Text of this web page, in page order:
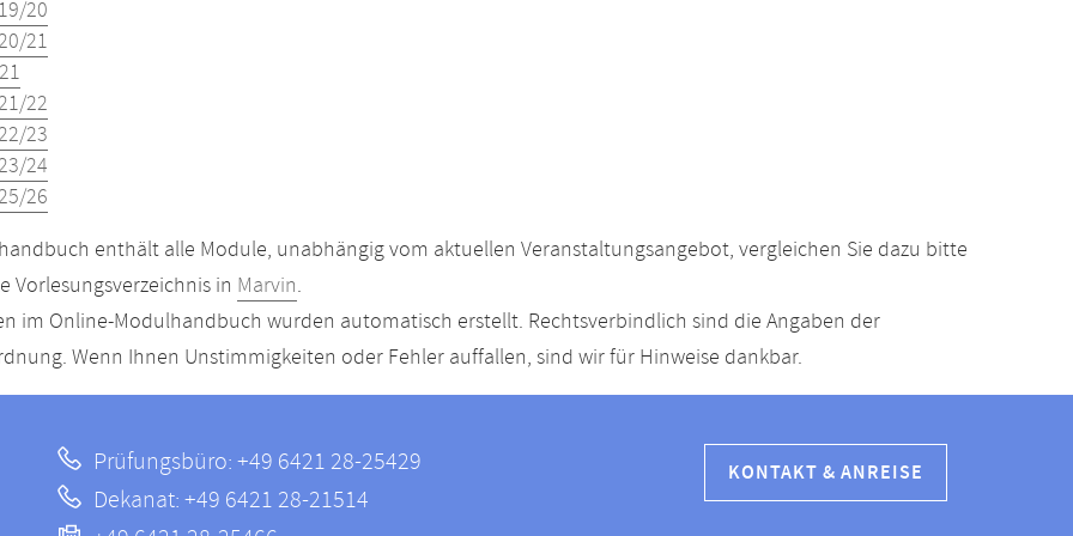
20
21
22
23
24
26
enthält alle Module, unabhängig vom aktuellen Veranstaltungsangebot, vergleichen Sie dazu bitte
Vorlesungsverzeichnis in Marvin.
im Online-Modulhandbuch wurden automatisch erstellt. Rechtsverbindlich sind die Angaben der
Wenn Ihnen Unstimmigkeiten oder Fehler auffallen, sind wir für Hinweise dankbar.
Prüfungsbüro: +49 6421 28-25429
Dekanat: +49 6421 28-21514
KONTAKT & ANREISE